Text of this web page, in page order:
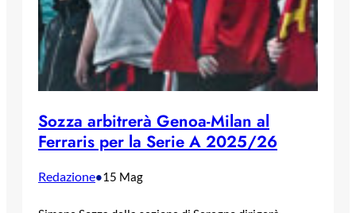
Sozza arbitrerà Genoa-Milan al
Ferraris per la Serie A 2025/26
Redazione•15 Mag